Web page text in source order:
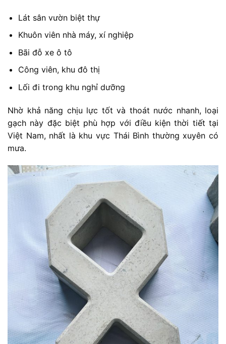
Lát sân vườn biệt thự
Khuôn viên nhà máy, xí nghiệp
Bãi đỗ xe ô tô
Công viên, khu đô thị
Lối đi trong khu nghỉ dưỡng
Nhờ khả năng chịu lực tốt và thoát nước nhanh, loại
gạch này đặc biệt phù hợp với điều kiện thời tiết tại
Việt Nam, nhất là khu vực Thái Bình thường xuyên có
mưa.